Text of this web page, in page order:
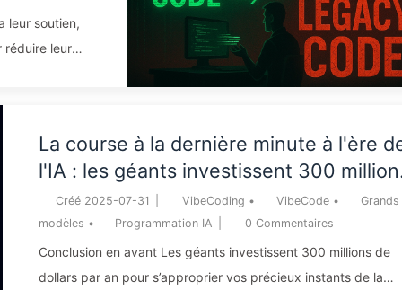
l'IA
leur soutien,
réduire leur
que
La course à la dernière minute à l'ère
l'IA : les géants investissent 300
par an pour accumuler de la puissance
de calcul, volant vos moments de loisir
pour les revendre à des annonceurs, les
empires numériques évaluent sans pitié
Créé 2025-07-31 VibeCoding • VibeCode •
Grands
modèles • Programmation IA 0 Commentaires
Conclusion en avant Les géants investissent 300 millions de
dollars par an pour s’approprier vos précieux instants de la